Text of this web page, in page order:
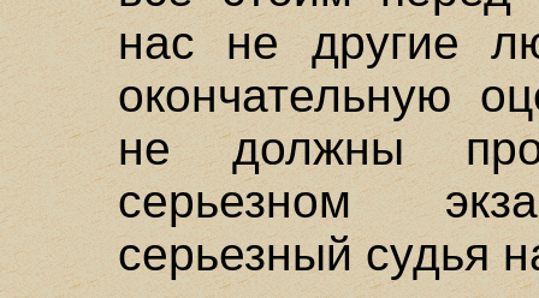
нас не другие
окончательную
не должны
серьезном
серьезный судья